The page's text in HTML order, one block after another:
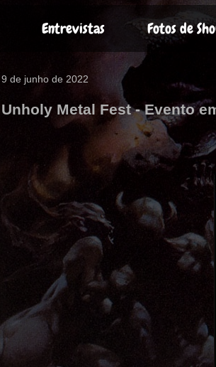
Entrevistas Fotos de
9 de junho de 2022
Unholy Metal Fest - Evento